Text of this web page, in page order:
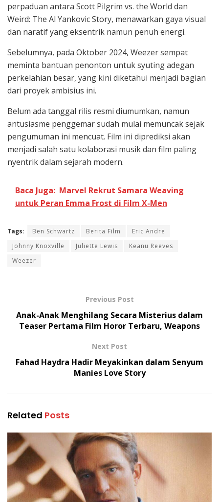
perpaduan antara Scott Pilgrim vs. the World dan
Weird: The Al Yankovic Story, menawarkan gaya visual
dan naratif yang eksentrik namun penuh energi.
Sebelumnya, pada Oktober 2024, Weezer sempat
meminta bantuan penonton untuk syuting adegan
perkelahian besar, yang kini diketahui menjadi bagian
dari proyek ambisius ini.
Belum ada tanggal rilis resmi diumumkan, namun
antusiasme penggemar sudah mulai memuncak sejak
pengumuman ini mencuat. Film ini diprediksi akan
menjadi salah satu kolaborasi musik dan film paling
nyentrik dalam sejarah modern.
Baca Juga: Marvel Rekrut Samara Weaving
untuk Peran Emma Frost di Film X-Men
Tags: Ben Schwartz Berita Film
Eric Andre
Johnny Knoxville
Juliette Lewis
Keanu Reeves
Weezer
Previous Post
Anak-Anak Menghilang Secara Misterius dalam
Teaser Pertama Film Horor Terbaru, Weapons
Next Post
Fahad Haydra Hadir Meyakinkan dalam Senyum
Manies Love Story
Related Posts